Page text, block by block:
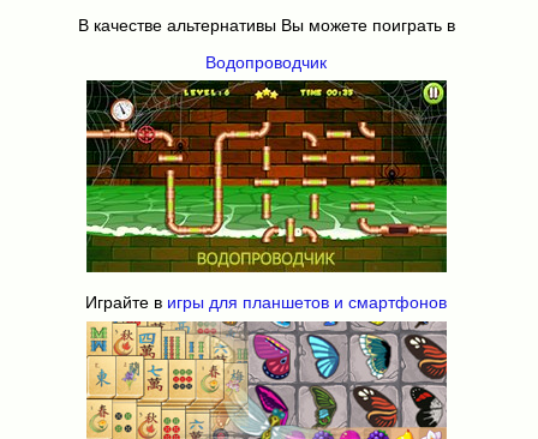
В качестве альтернативы Вы можете поиграть в
Водопроводчик
Играйте в игры для планшетов и смартфонов